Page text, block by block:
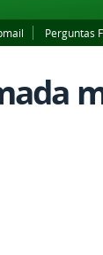
Perguntas